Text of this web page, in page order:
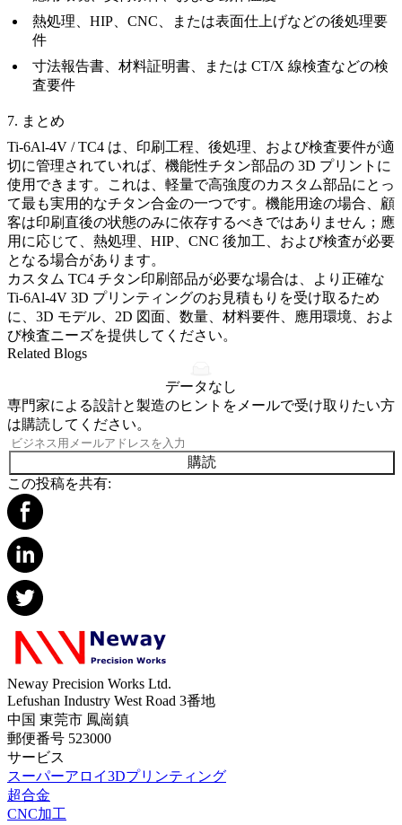
熱処理、HIP、CNC、または表面仕上げなどの後処理要
件
寸法報告書、材料証明書、または CT/X 線検査などの検
査要件
7. まとめ
Ti-6Al-4V / TC4 は、印刷工程、後処理、および検査要件が適
切に管理されていれば、機能性チタン部品の 3D プリントに
使用できます。これは、軽量で高強度のカスタム部品にとっ
て最も実用的なチタン合金の一つです。機能用途の場合、顧
客は印刷直後の状態のみに依存するべきではありません；應
用に応じて、熱処理、HIP、CNC 後加工、および検査が必要
となる場合があります。
カスタム TC4 チタン印刷部品が必要な場合は、より正確な
Ti-6Al-4V 3D プリンティングのお見積もりを受け取るため
に、3D モデル、2D 図面、数量、材料要件、應用環境、およ
び検査ニーズを提供してください。
Related Blogs
データなし
専門家による設計と製造のヒントをメールで受け取りたい方
は購読してください。
購読
この投稿を共有:
Neway Precision Works Ltd.
Lefushan Industry West Road 3番地
中国 東莞市 鳳崗鎮
郵便番号 523000
サービス
スーパーアロイ3Dプリンティング
超合金
CNC加工